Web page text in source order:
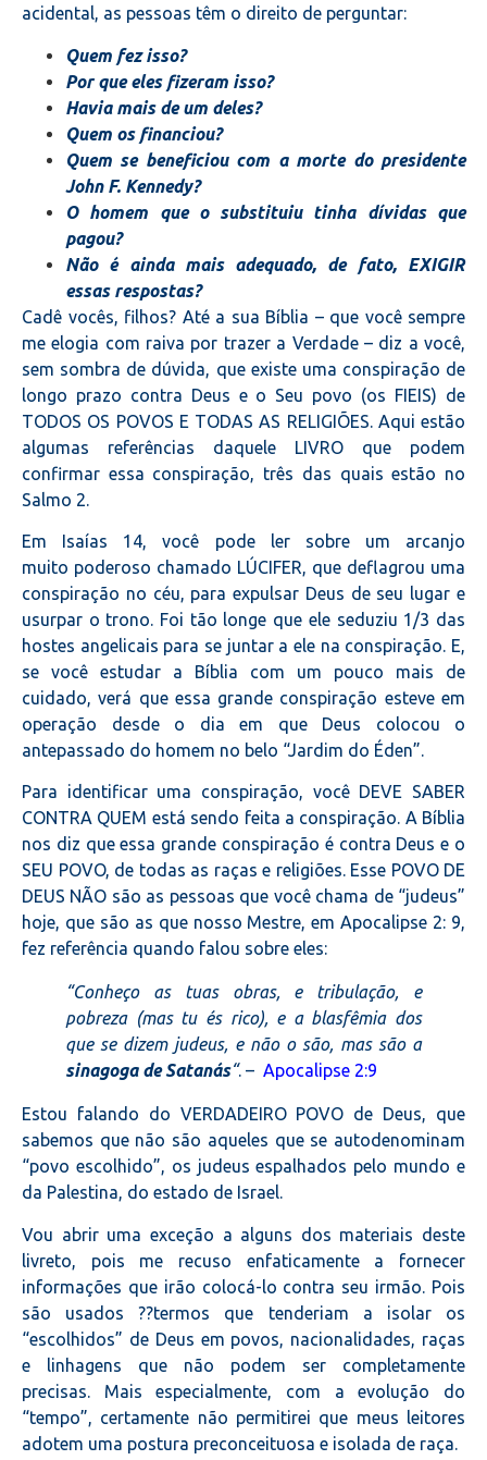
acidental, as pessoas têm o direito de perguntar:
Quem fez isso?
Por que eles fizeram isso?
Havia mais de um deles?
Quem os financiou?
Quem se beneficiou com a morte do presidente
John F. Kennedy?
O homem que o substituiu tinha dívidas que
pagou?
Não é ainda mais adequado, de fato, EXIGIR
essas respostas?
Cadê vocês, filhos? Até a sua Bíblia – que você sempre
me elogia com raiva por trazer a Verdade – diz a você,
sem sombra de dúvida, que existe uma conspiração de
longo prazo contra Deus e o Seu povo (os FIEIS) de
TODOS OS POVOS E TODAS AS RELIGIÕES. Aqui estão
algumas referências daquele LIVRO que podem
confirmar essa conspiração, três das quais estão no
Salmo 2.
Em Isaías 14, você pode ler sobre um arcanjo
muito poderoso chamado LÚCIFER, que deflagrou uma
conspiração no céu, para expulsar Deus de seu lugar e
usurpar o trono. Foi tão longe que ele seduziu 1/3 das
hostes angelicais para se juntar a ele na conspiração. E,
se você estudar a Bíblia com um pouco mais de
cuidado, verá que essa grande conspiração esteve em
operação desde o dia em que Deus colocou o
antepassado do homem no belo “Jardim do Éden”.
Para identificar uma conspiração, você DEVE SABER
CONTRA QUEM está sendo feita a conspiração. A Bíblia
nos diz que essa grande conspiração é contra Deus e o
SEU POVO, de todas as raças e religiões. Esse POVO DE
DEUS NÃO são as pessoas que você chama de “judeus”
hoje, que são as que nosso Mestre, em Apocalipse 2: 9,
fez referência quando falou sobre eles:
“Conheço as tuas obras, e tribulação, e
pobreza (mas tu és rico), e a blasfêmia dos
que se dizem judeus, e não o são, mas são a
sinagoga de Satanás“. – Apocalipse 2:9
Estou falando do VERDADEIRO POVO de Deus, que
sabemos que não são aqueles que se autodenominam
“povo escolhido”, os judeus espalhados pelo mundo e
da Palestina, do estado de Israel.
Vou abrir uma exceção a alguns dos materiais deste
livreto, pois me recuso enfaticamente a fornecer
informações que irão colocá-lo contra seu irmão. Pois
são usados ??termos que tenderiam a isolar os
“escolhidos” de Deus em povos, nacionalidades, raças
e linhagens que não podem ser completamente
precisas. Mais especialmente, com a evolução do
“tempo”, certamente não permitirei que meus leitores
adotem uma postura preconceituosa e isolada de raça.